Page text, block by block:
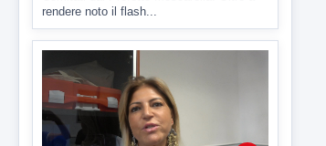
Miasmi, Comitati dal Prefetto: non
lasciateci soli
rendere noto il flash...